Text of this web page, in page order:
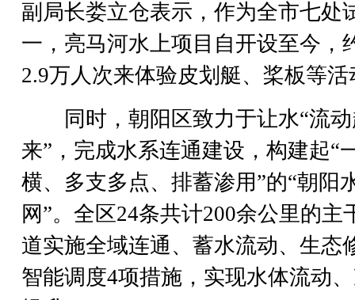
副局长娄立仓表示，作为全市七处
一，亮马河水上项目自开设至今，
2.9万人次来体验皮划艇、桨板等活
同时，朝阳区致力于让水“流动
来”，完成水系连通建设，构建起“
横、多支多点、排蓄渗用”的“朝阳
网”。全区24条共计200余公里的主
道实施全域连通、蓄水流动、生态
智能调度4项措施，实现水体流动